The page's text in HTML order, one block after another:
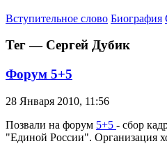
Вступительное слово Биография
Тег — Сергей Дубик
Форум 5+5
28 Января 2010, 11:56
Позвали на форум 5+5 - сбор
"Единой России". Организация